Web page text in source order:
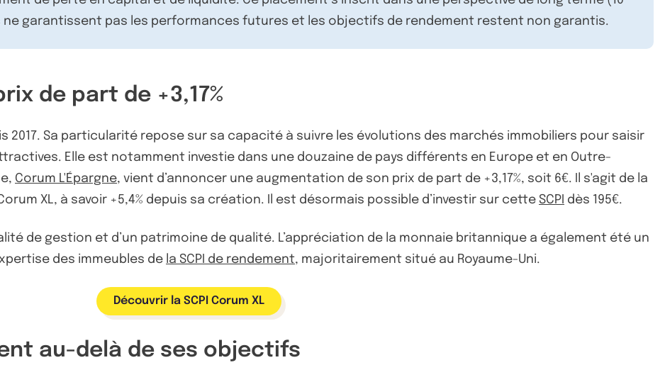
ne garantissent pas les performances futures et les objectifs de rendement restent non garantis.
de part de +3,17%
2017. Sa particularité repose sur sa capacité à suivre les évolutions des marchés immobiliers pour saisir
Elle est notamment investie dans une douzaine de pays différents en Europe et en Outre-
Corum L'Épargne, vient d’annoncer une augmentation de son prix de part de +3,17%, soit 6€. Il s'agit de la
XL, à savoir +5,4% depuis sa création. Il est désormais possible d’investir sur cette SCPI dès 195€.
de gestion et d’un patrimoine de qualité. L’appréciation de la monnaie britannique a également été un
des immeubles de la SCPI de rendement, majoritairement situé au Royaume-Uni.
Découvrir la SCPI Corum XL
au-delà de ses objectifs